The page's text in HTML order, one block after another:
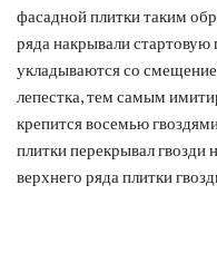
фасадной плитки таким
ряда накрывали
укладываются со
лепестка, тем самым
крепится восемью
плитки перекрывал
верхнего ряда плитки